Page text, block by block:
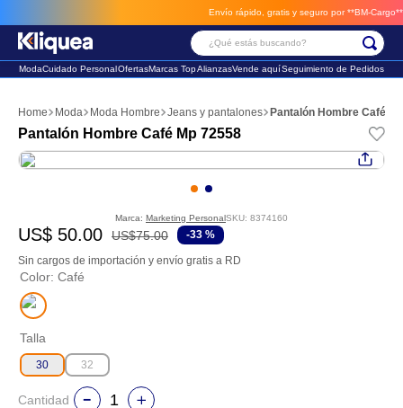
Envío rápido, gratis y seguro por **BM-Cargo**
¿Qué estás buscando?
ModaCuidado PersonalOfertasMarcas TopAlianzasVende aquíSeguimiento de Pedidos
Moda Moda Hombre Jeans y pantalones Pantalón Hombre Café
Pantalón Hombre Café Mp 72558
Marca: Marketing PersonalSKU: 8374160
US$ 50.00 US$75.00 -33 %
Sin cargos de importación y envío gratis a RD
Color: Café
Talla
30 32
Cantidad
2. sandalia